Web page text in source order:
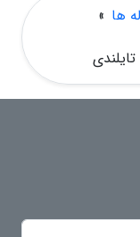
ها »